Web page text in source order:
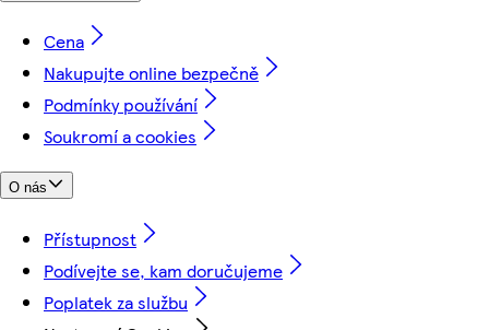
Cena
Nakupujte online bezpečně
Podmínky používání
Soukromí a cookies
O nás
Přístupnost
Podívejte se, kam doručujeme
Poplatek za službu